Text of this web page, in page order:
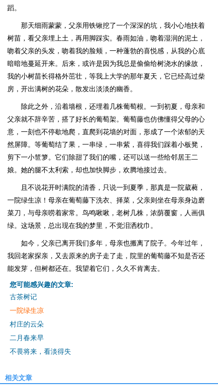
蹈。
那天细雨蒙蒙，父亲用铁锹挖了一个深深的坑，我小心地扶着
树苗，看父亲埋上土，再用脚踩实。春雨如油，吻着湿润的泥土，
吻着父亲的头发，吻着我的脸颊，一种蓬勃的喜悦感，从我的心底
暗暗地蔓延开来。后来，或许是因为我总是偷偷给树浇水的缘故，
我的小树苗长得格外茁壮，等我上大学的那年夏天，它已经高过柴
房，开出满树的花朵，散发出淡淡的幽香。
除此之外，沿着墙根，还埋着几株葡萄根。一到初夏，母亲和
父亲就不辞辛苦，搭了好长的葡萄架。葡萄藤也仿佛懂得父母的心
意，一刻也不停歇地爬，直爬到花墙的对面，形成了一个浓郁的天
然屏障。等葡萄结了果，一串绿，一串紫，喜得我们踩着小板凳，
剪下一小笸箩。它们除甜了我们的嘴，还可以送一些给邻居王二
娘。她的腿不太利索，却也加快脚步，欢腾地接过去。
且不说花开时满院的清香，只说一到夏季，那真是一院葳蕤，
一院绿生凉！母亲在葡萄藤下洗衣、择菜，父亲则坐在母亲身边磨
菜刀，与母亲唠着家常。鸟鸣啾啾，老树几株，浓荫覆窗，人画俱
绿。这场景，总出现在我的梦里，不觉泪洒枕巾。
如今，父亲已离开我们多年，母亲也搬离了院子。今年过年，
我回老家探亲，又去原来的房子走了走，院里的葡萄藤不知是否还
能发芽，但树都还在。我望着它们，久久不肯离去。
您可能感兴趣的文章:
古茶树记
一院绿生凉
村庄的云朵
二月春来早
不畏将来，看淡得失
相关文章